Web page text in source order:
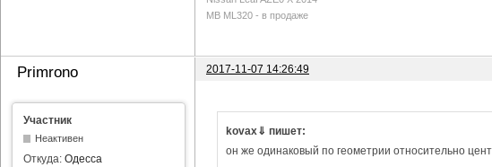
MB ML320 - в продаже
Primrono 2017-11-07 14:26:49
Участник
Неактивен
Откуда: Одесса
kovax⇓ пишет:
он же одинаковый по геометрии относительно